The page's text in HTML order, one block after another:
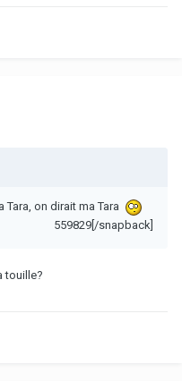
Tara, on dirait ma Tara
559829[/snapback]
touille?